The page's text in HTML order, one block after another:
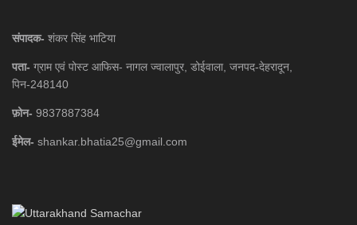
संपादक- शंकर सिंह भाटिया
पता- ग्राम एवं पोस्ट आफिस- नागल ज्वालापुर, डोईवाला, जनपद-देहरादून,
पिन-248140
फ़ोन- 9837887384
ईमेल- shankar.bhatia25@gmail.com